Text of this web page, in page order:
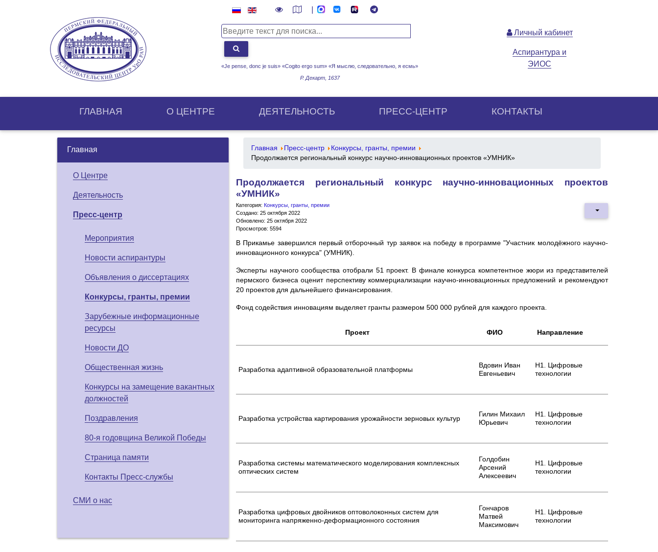
«Je pense, donc je suis» «Cogito ergo sum» «Я мыслю, следовательно, я есмь»
Р. Декарт, 1637
Личный кабинет
Аспирантура и
ЭИОС
ГЛАВНАЯ О ЦЕНТРE ДЕЯТЕЛЬНОСТЬ ПРЕСС-ЦЕНТР КОНТАКТЫ
Главная
О Центре
Деятельность
Пресс-центр
Мероприятия
Новости аспирантуры
Объявления о диссертациях
Конкурсы, гранты, премии
Зарубежные информационные
ресурсы
Новости ДО
Общественная жизнь
Конкурсы на замещение вакантных
должностей
Поздравления
80-я годовщина Великой Победы
Страница памяти
Контакты Пресс-службы
СМИ о нас
Главная Пресс-центр
Конкурсы, гранты, премии
Продолжается региональный конкурс научно-инновационных проектов «УМНИК»
Продолжается региональный конкурс научно-инновационных проектов
«УМНИК»
Категория: Конкурсы, гранты, премии
Создано: 25 октября 2022
Обновлено: 25 октября 2022
Просмотров: 5594
В Прикамье завершился первый отборочный тур заявок на победу в программе "Участник молодёжного научно-
инновационного конкурса" (УМНИК).
Эксперты научного сообщества отобрали 51 проект. В финале конкурса компетентное жюри из представителей
пермского бизнеса оценит перспективу коммерциализации научно-инновационных предложений и рекомендуют
20 проектов для дальнейшего финансирования.
Фонд содействия инновациям выделяет гранты размером 500 000 рублей для каждого проекта.
Проект ФИО Направление
Разработка адаптивной образовательной платформы
Вдовин Иван
Евгеньевич
Н1. Цифровые
технологии
Разработка устройства картирования урожайности зерновых культур
Гилин Михаил
Юрьевич
Н1. Цифровые
технологии
Разработка системы математического моделирования комплексных
оптических систем
Голдобин
Арсений
Алексеевич
Н1. Цифровые
технологии
Разработка цифровых двойников оптоволоконных систем для
мониторинга напряженно-деформационного состояния
Гончаров
Матвей
Максимович
Н1. Цифровые
технологии